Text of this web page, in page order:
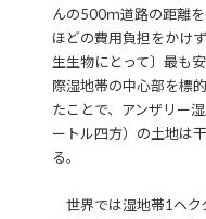
んの500ｍ道路の距離
ほどの費用負担をかけ
生生物にとって〕最も
際湿地帯の中心部を標
たことで、アンザリー
ートル四方）の土地は
る。
世界では湿地帯1ヘク